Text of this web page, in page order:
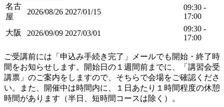
名古
屋
2026/08/26 2027/01/15
09:30 -
17:00
大阪
2026/09/09 2027/03/01
09:30 -
17:00
ご受講前には「申込み手続き完了」メールでも開始・終了時
間をお知らせします。開始日の１週間前までに、「講習会受
講票」のご案内をしますので、そちらで会場をご確認くださ
い。また、開催中は時間内に、１日あたり１時間程度の休憩
時間があります（半日、短時間コースは除く）。